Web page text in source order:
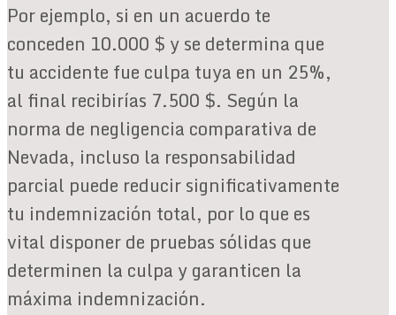
Por ejemplo, si en un acuerdo te
conceden 10.000 $ y se determina que
tu accidente fue culpa tuya en un 25%,
al final recibirías 7.500 $. Según la
norma de negligencia comparativa de
Nevada, incluso la responsabilidad
parcial puede reducir significativamente
tu indemnización total, por lo que es
vital disponer de pruebas sólidas que
determinen la culpa y garanticen la
máxima indemnización.